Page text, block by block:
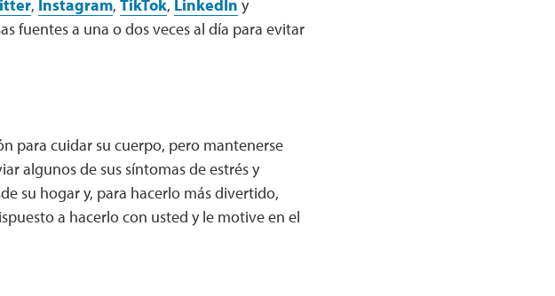
, Instagram, TikTok, LinkedIn y
fuentes a una o dos veces al día para evitar
para cuidar su cuerpo, pero mantenerse
algunos de sus síntomas de estrés y
su hogar y, para hacerlo más divertido,
a hacerlo con usted y le motive en el